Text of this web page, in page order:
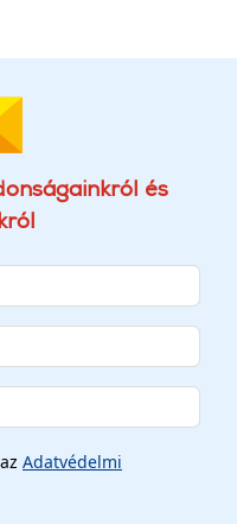
és
Adatvédelmi